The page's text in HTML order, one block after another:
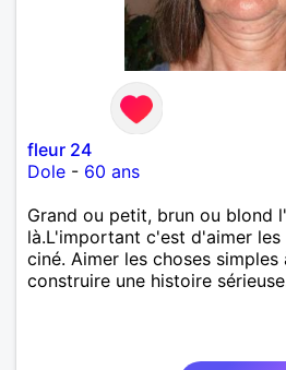
fleur 24
Dole - 60 ans
Grand ou petit, brun ou blond
là.L'important c'est d'aimer les
ciné. Aimer les choses
construire une histoire